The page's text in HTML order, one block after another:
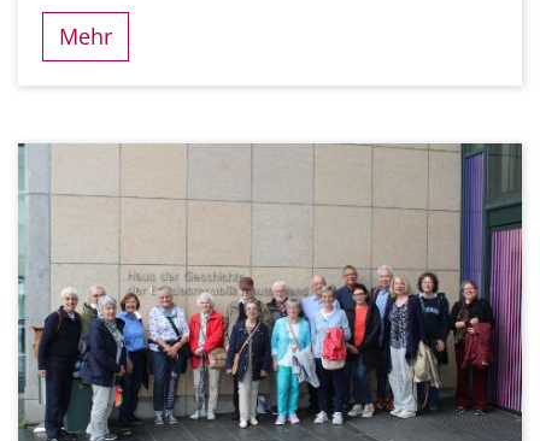
Mehr